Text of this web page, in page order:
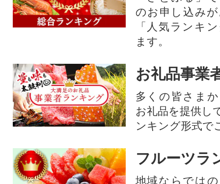
のお申し込み
「人気ランキ
ます。
お礼品事業
多くの皆さま
お礼品を提供し
ンキング形式で
フルーツラ
地域ならでは